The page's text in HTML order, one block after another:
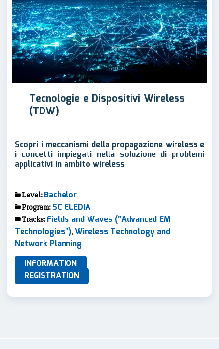
Tecnologie e Dispositivi Wireless
(TDW)
Scopri i meccanismi della propagazione wireless e
i concetti impiegati nella soluzione di problemi
applicativi in ambito wireless
Level: Bachelor
Program: SC ELEDIA
Tracks: Fields and Waves ("Advanced EM
Technologies"), Wireless Technology and
Network Planning
INFORMATION
REGISTRATION